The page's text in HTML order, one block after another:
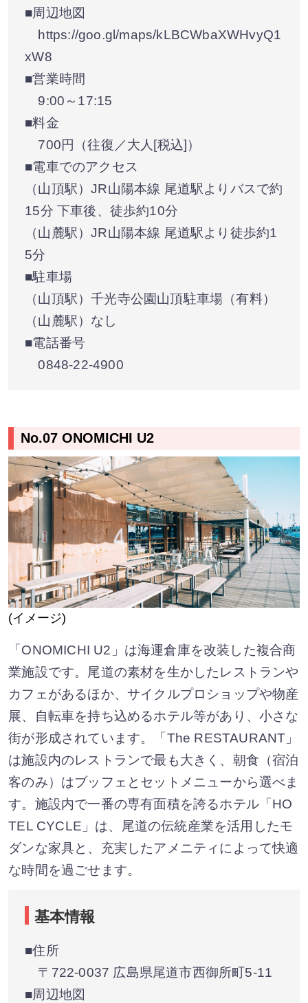
■周辺地図
https://goo.gl/maps/kLBCWbaXWHvyQ1
xW8
■営業時間
9:00～17:15
■料金
700円（往復／大人[税込]）
■電車でのアクセス
（山頂駅）JR山陽本線 尾道駅よりバスで約
15分 下車後、徒歩約10分
（山麓駅）JR山陽本線 尾道駅より徒歩約1
5分
■駐車場
（山頂駅）千光寺公園山頂駐車場（有料）
（山麓駅）なし
■電話番号
0848-22-4900
No.07 ONOMICHI U2
(イメージ)
「ONOMICHI U2」は海運倉庫を改装した複合商
業施設です。尾道の素材を生かしたレストランや
カフェがあるほか、サイクルプロショップや物産
展、自転車を持ち込めるホテル等があり、小さな
街が形成されています。「The RESTAURANT」
は施設内のレストランで最も大きく、朝食（宿泊
客のみ）はブッフェとセットメニューから選べま
す。施設内で一番の専有面積を誇るホテル「HO
TEL CYCLE」は、尾道の伝統産業を活用したモ
ダンな家具と、充実したアメニティによって快適
な時間を過ごせます。
基本情報
■住所
〒722-0037 広島県尾道市西御所町5-11
■周辺地図